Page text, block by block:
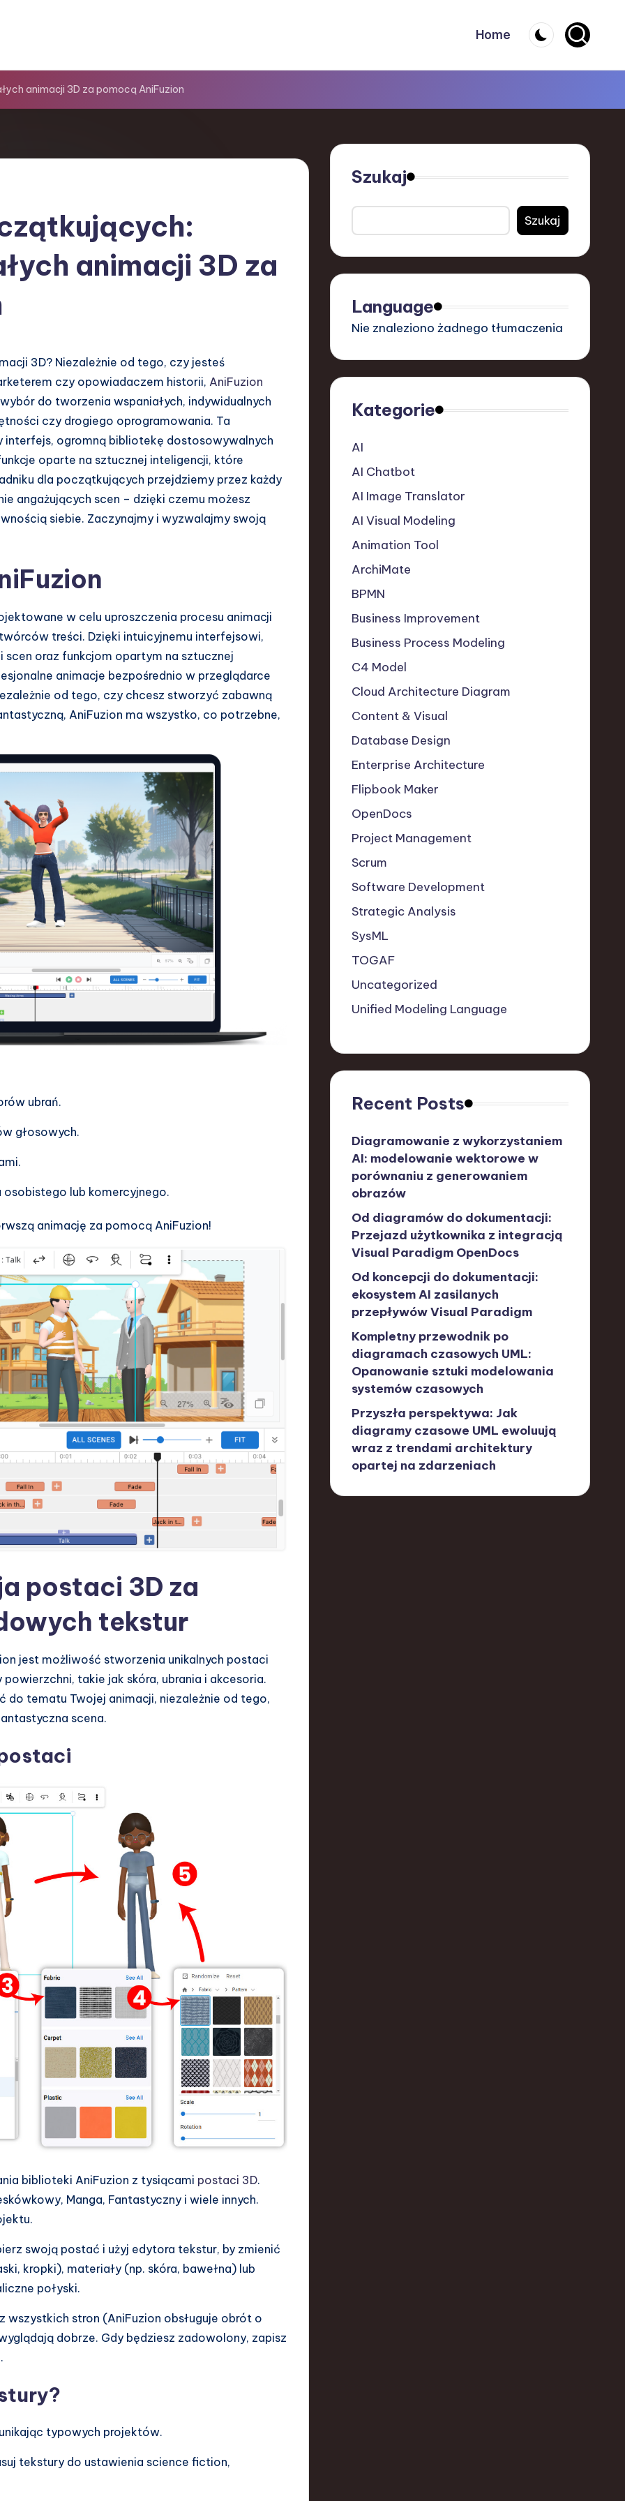
Home
animacji 3D za pomocą AniFuzion
animacji 3D za
3D? Niezależnie od tego, czy jesteś
czy opowiadaczem historii, AniFuzion
do tworzenia wspaniałych, indywidualnych
czy drogiego oprogramowania. Ta
ogromną bibliotekę dostosowywalnych
oparte na sztucznej inteligencji, które
dla początkujących przejdziemy przez każdy
angażujących scen – dzięki czemu możesz
siebie. Zaczynajmy i wyzwalajmy swoją
w celu uproszczenia procesu animacji
treści. Dzięki intuicyjnemu interfejsowi,
oraz funkcjom opartym na sztucznej
animacje bezpośrednio w przeglądarce
od tego, czy chcesz stworzyć zabawną
AniFuzion ma wszystko, co potrzebne,
ubrań.
głosowych.
lub komercyjnego.
animację za pomocą AniFuzion!
postaci 3D za
tekstur
jest możliwość stworzenia unikalnych postaci
takie jak skóra, ubrania i akcesoria.
tematu Twojej animacji, niezależnie od tego,
scena.
biblioteki AniFuzion z tysiącami postaci 3D.
Manga, Fantastyczny i wiele innych.
swoją postać i użyj edytora tekstur, by zmienić
kropki), materiały (np. skóra, bawełna) lub
połyski.
wszystkich stron (AniFuzion obsługuje obrót o
dobrze. Gdy będziesz zadowolony, zapisz
typowych projektów.
tekstury do ustawienia science fiction,
Szukaj
Szukaj
Language
Nie znaleziono żadnego tłumaczenia
Kategorie
AI
AI Chatbot
AI Image Translator
AI Visual Modeling
Animation Tool
ArchiMate
BPMN
Business Improvement
Business Process Modeling
C4 Model
Cloud Architecture Diagram
Content & Visual
Database Design
Enterprise Architecture
Flipbook Maker
OpenDocs
Project Management
Scrum
Software Development
Strategic Analysis
SysML
TOGAF
Uncategorized
Unified Modeling Language
Recent Posts
Diagramowanie z wykorzystaniem
AI: modelowanie wektorowe w
porównaniu z generowaniem
obrazów
Od diagramów do dokumentacji:
Przejazd użytkownika z integracją
Visual Paradigm OpenDocs
Od koncepcji do dokumentacji:
ekosystem AI zasilanych
przepływów Visual Paradigm
Kompletny przewodnik po
diagramach czasowych UML:
Opanowanie sztuki modelowania
systemów czasowych
Przyszła perspektywa: Jak
diagramy czasowe UML ewoluują
wraz z trendami architektury
opartej na zdarzeniach